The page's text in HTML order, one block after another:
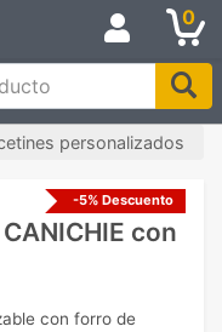
0
personalizados
-5% Descuento
con
con forro de